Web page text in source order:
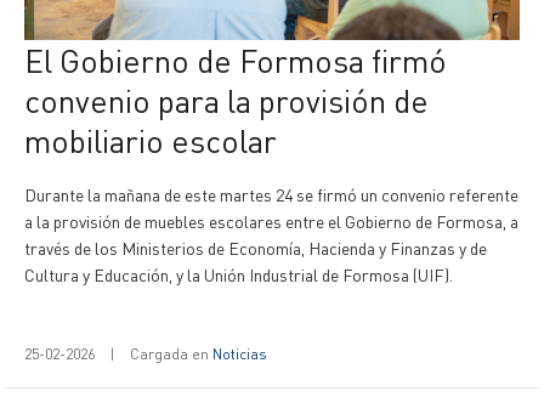
El Gobierno de Formosa firmó
convenio para la provisión de
mobiliario escolar
Durante la mañana de este martes 24 se firmó un convenio referente
a la provisión de muebles escolares entre el Gobierno de Formosa, a
través de los Ministerios de Economía, Hacienda y Finanzas y de
Cultura y Educación, y la Unión Industrial de Formosa (UIF).
25-02-2026 | Cargada en Noticias